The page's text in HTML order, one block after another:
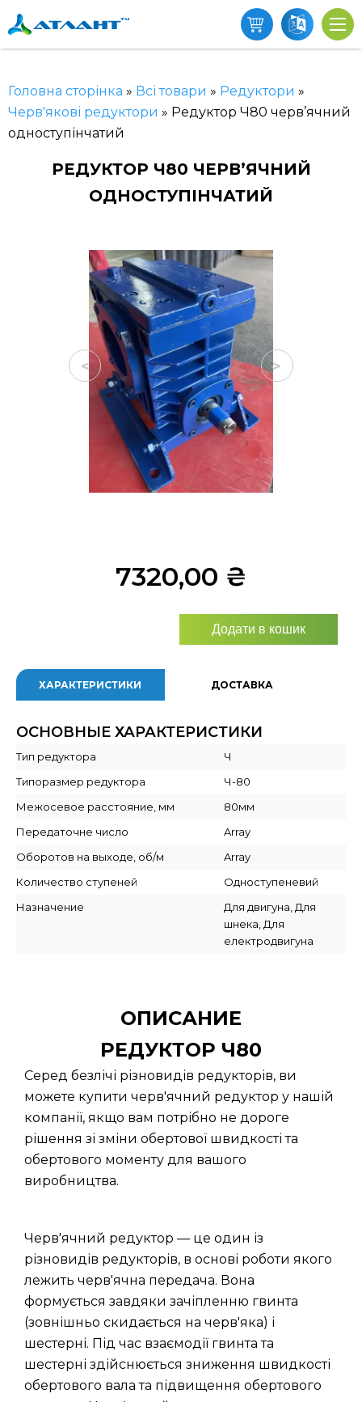
Головна сторінка » Всі товари » Редуктори »
Черв'якові редуктори » Редуктор Ч80 черв’ячний
одноступінчатий
РЕДУКТОР Ч80 ЧЕРВ’ЯЧНИЙ
ОДНОСТУПІНЧАТИЙ
< >
7320,00 ₴
Додати в кошик
ХАРАКТЕРИСТИКИ ДОСТАВКА
ОСНОВНЫЕ ХАРАКТЕРИСТИКИ
Тип редуктора
Ч
Типоразмер редуктора
Ч-80
Межосевое расстояние, мм
80мм
Передаточне число
Array
Оборотов на выходе, об/м
Array
Количество ступеней
Одноступеневий
Назначение
Для двигуна, Для
шнека, Для
електродвигуна
ОПИСАНИЕ
РЕДУКТОР Ч80
Серед безлічі різновидів редукторів, ви
можете купити черв'ячний редуктор у нашій
компанії, якщо вам потрібно не дороге
рішення зі зміни обертової швидкості та
обертового моменту для вашого
виробництва.
Черв'ячний редуктор — це один із
різновидів редукторів, в основі роботи якого
лежить черв'ячна передача. Вона
формується завдяки зачіпленню гвинта
(зовнішньо скидається на черв'яка) і
шестерні. Під час взаємодії гвинта та
шестерні здійснюється зниження швидкості
обертового вала та підвищення обертового